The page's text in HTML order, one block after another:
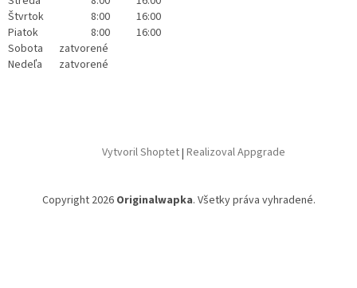
Štvrtok
8:00
16:00
Piatok
8:00
16:00
Sobota
zatvorené
Nedeľa
zatvorené
Vytvoril Shoptet| Realizoval Appgrade
Copyright 2026 Originalwapka. Všetky práva vyhradené.